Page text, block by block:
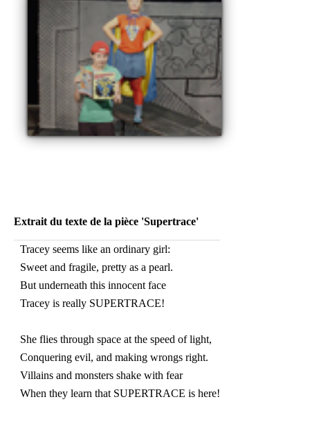
Extrait du texte de la pièce 'Supertrace'
Tracey seems like an ordinary girl:
Sweet and fragile, pretty as a pearl.
But underneath this innocent face
Tracey is really SUPERTRACE!
She flies through space at the speed of light,
Conquering evil, and making wrongs right.
Villains and monsters shake with fear
When they learn that SUPERTRACE is here!